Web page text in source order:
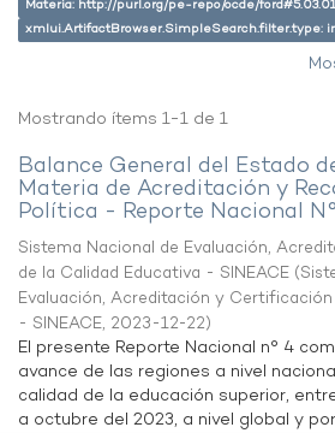
Materia: http://purl.org/pe-repo/ocde/
xmlui.ArtifactBrowser.SimpleSearch.filter.type:
Mostrando ítems 1-1 de 1
Balance General del Estado
Materia de Acreditación y
Política - Reporte Nacional
Sistema Nacional de Evaluación,
de la Calidad Educativa - SINEACE (
Evaluación, Acreditación y
- SINEACE, 2023-12-22)
El presente Reporte Nacional n° 4
avance de las regiones a nivel
calidad de la educación superior,
a octubre del 2023, a nivel global y